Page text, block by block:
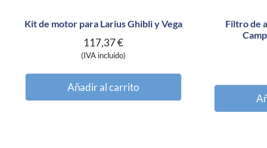
Kit de motor para Larius Ghibli y Vega
117,37€
(IVA incluido)
Añadir al carrito
Filtro de